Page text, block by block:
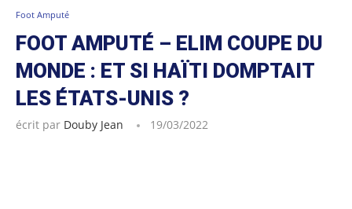
Foot Amputé
FOOT AMPUTÉ – ELIM COUPE DU
MONDE : ET SI HAÏTI DOMPTAIT
LES ÉTATS-UNIS ?
écrit par Douby Jean 19/03/2022